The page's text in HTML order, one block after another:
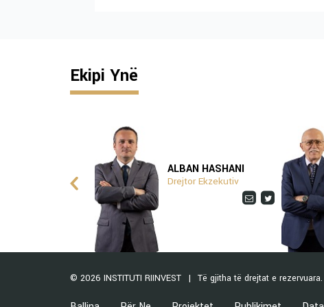
Ekipi Ynë
ALBAN HASHANI
Drejtor Ekzekutiv
© 2026 INSTITUTI RIINVEST Të gjitha të drejtat e rezervuara.